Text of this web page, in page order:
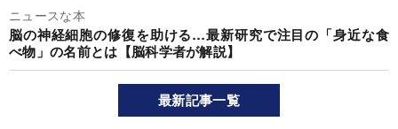
ニュースな本
脳の神経細胞の修復を助ける…最新研究で注目の「身近な食
べ物」の名前とは【脳科学者が解説】
最新記事一覧